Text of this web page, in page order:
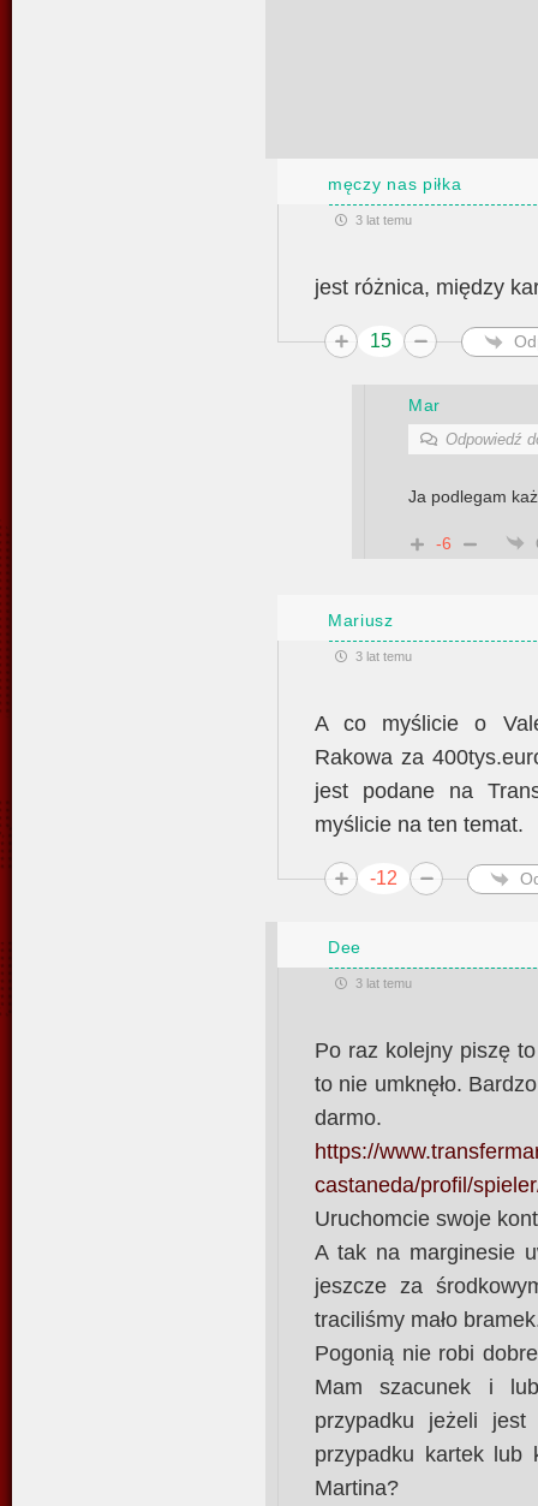
męczy nas piłka
3 lat temu
jest różnica, między
15
Mar
Odpowiedź
Ja podlegam
-6
Mariusz
3 lat temu
A co myślicie o
Rakowa za
jest podane na
myślicie na ten temat.
-12
Dee
3 lat temu
Po raz kolejny piszę
to nie umknęło.
darmo.
https://
castaneda/profil/
Uruchomcie swoje
A tak na marginesie
jeszcze za
traciliśmy mało
Pogonią nie robi
Mam szacunek i
przypadku jeżeli
przypadku kartek lub
Martina?